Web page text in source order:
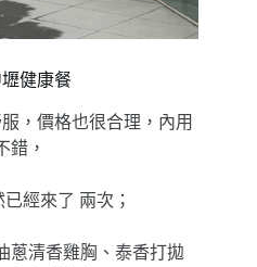
健康餐
，價格也很合理，內用
錯，
經來了 兩次；
蔥清香雞胸、泰香打拋